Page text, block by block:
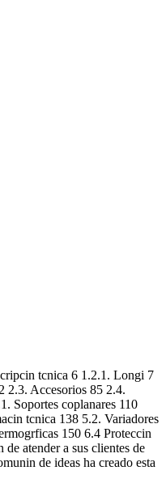
tcnica 6 1.2.1. Longi 7
2.3. Accesorios 85 2.4.
Soportes coplanares 110
tcnica 138 5.2. Variadores
150 6.4 Proteccin
atender a sus clientes de
de ideas ha creado esta